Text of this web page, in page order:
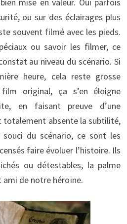
mise en valeur. Oui parfois
ou sur des éclairages plus
souvent filmé avec les pieds.
ou savoir les filmer, ce
au niveau du scénario. Si
heure, cela reste grosse
original, ça s’en éloigne
en faisant preuve d’une
absente la subtilité,
du scénario, ce sont les
faire évoluer l’histoire. Ils
ou détestables, la palme
ami de notre héroïne.